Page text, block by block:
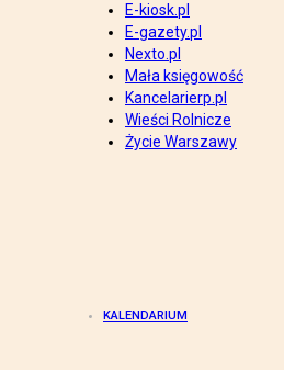
E-kiosk.pl
E-gazety.pl
Nexto.pl
Mała księgowość
Kancelarierp.pl
Wieści Rolnicze
Życie Warszawy
KALENDARIUM